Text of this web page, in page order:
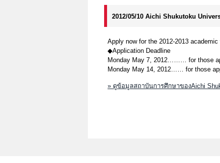
2012/05/10 Aichi Shukutoku
Apply now for the 2012-2013 academic
◆Application Deadline
Monday May 7, 2012……… for those
Monday May 14, 2012…… for those
» ดูข้อมูลสถาบันการศึกษาของAichi